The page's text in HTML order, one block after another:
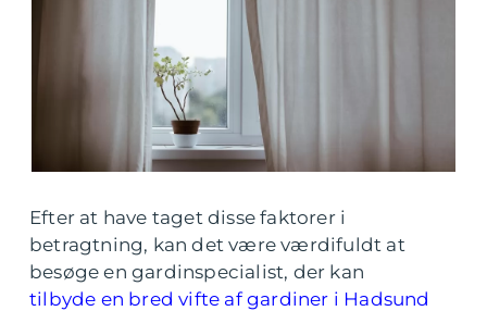
Efter at have taget disse faktorer i
betragtning, kan det være værdifuldt at
besøge en gardinspecialist, der kan
tilbyde en bred vifte af gardiner i Hadsund